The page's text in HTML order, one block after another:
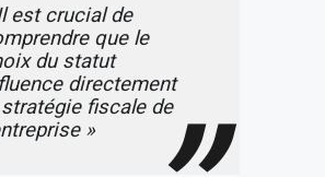
est crucial de
que le
du statut
directement
fiscale de
»